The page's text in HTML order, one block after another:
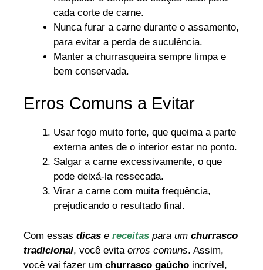
cada corte de carne.
Nunca furar a carne durante o assamento,
para evitar a perda de suculência.
Manter a churrasqueira sempre limpa e
bem conservada.
Erros Comuns a Evitar
Usar fogo muito forte, que queima a parte
externa antes de o interior estar no ponto.
Salgar a carne excessivamente, o que
pode deixá-la ressecada.
Virar a carne com muita frequência,
prejudicando o resultado final.
Com essas dicas e receitas para um churrasco
tradicional, você evita erros comuns. Assim,
você vai fazer um churrasco gaúcho incrível,